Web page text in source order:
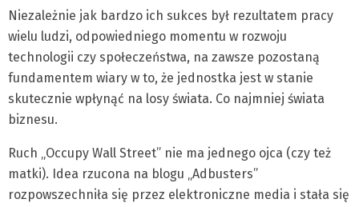
Niezależnie jak bardzo ich sukces był rezultatem pracy
wielu ludzi, odpowiedniego momentu w rozwoju
technologii czy społeczeństwa, na zawsze pozostaną
fundamentem wiary w to, że jednostka jest w stanie
skutecznie wpłynąć na losy świata. Co najmniej świata
biznesu.
Ruch „Occupy Wall Street” nie ma jednego ojca (czy też
matki). Idea rzucona na blogu „Adbusters”
rozpowszechniła się przez elektroniczne media i stała się